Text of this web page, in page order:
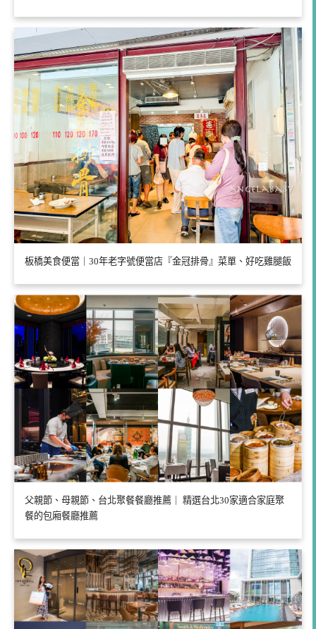
板橋美食便當｜30年老字號便當店『金冠排骨』菜單、好吃雞腿飯
父親節、母親節、台北聚餐餐廳推薦｜ 精選台北30家適合家庭聚
餐的包廂餐廳推薦